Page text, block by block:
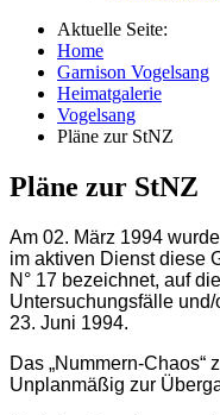
Aktuelle Seite:
Home
Garnison Vogelsang
Heimatgalerie
Vogelsang
Pläne zur StNZ
Pläne zur StNZ
Am 02. März 1994
im aktiven Dienst diese
N° 17 bezeichnet, auf
Untersuchungsfälle
23. Juni 1994.
Das „Nummern-
Unplanmäßig zur